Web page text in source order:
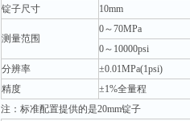
锭子尺寸
10mm
测量范围
0～70MPa
0～10000psi
分辨率
±0.01MPa(1psi)
精度
±1%全量程
注：标准配置提供的是20mm锭子